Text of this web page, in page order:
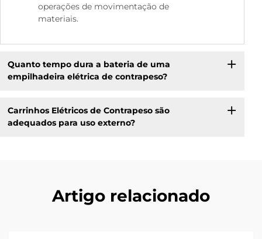
operações de movimentação de
materiais.
Quanto tempo dura a bateria de uma
empilhadeira elétrica de contrapeso?
Carrinhos Elétricos de Contrapeso são
adequados para uso externo?
Artigo relacionado